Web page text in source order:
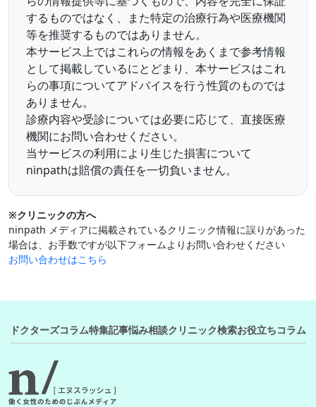
するものではなく、また特定の治療行為や医療機関
等を推奨するものではありません。
本サービス上ではこれらの情報をあくまで参考情報
として掲載しているにとどまり、本サービスはこれ
らの事項についてアドバイスを行う性質のものでは
ありません。
診療内容や受診については必要に応じて、直接医療
機関にお問い合わせください。
当サービスの利用により生じた損害について
ninpathは賠償の責任を一切負いません。
※クリニックの方へ
ninpath メディアに掲載されているクリニック情報に誤りがあった
場合は、お手数ですが以下フォームよりお問い合わせください
お問い合わせはこちら
ドクターズコラム特集記事悩み相談クリニック検索お役立ちコラム